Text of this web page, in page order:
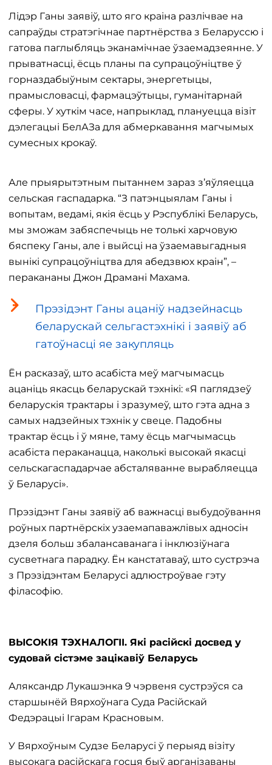
Лідэр Ганы заявіў, што яго краіна разлічвае на
сапраўды стратэгічнае партнёрства з Беларуссю і
гатова паглыбляць эканамічнае ўзаемадзеянне. У
прыватнасці, ёсць планы па супрацоўніцтве ў
горназдабыўным сектары, энергетыцы,
прамысловасці, фармацэўтыцы, гуманітарнай
сферы. У хуткім часе, напрыклад, плануецца візіт
дэлегацыі БелАЗа для абмеркавання магчымых
сумесных крокаў.
Але прыярытэтным пытаннем зараз з’яўляецца
сельская гаспадарка. “З патэнцыялам Ганы і
вопытам, ведамі, якія ёсць у Рэспублікі Беларусь,
мы зможам забяспечыць не толькі харчовую
бяспеку Ганы, але і выйсці на ўзаемавыгадныя
вынікі супрацоўніцтва для абедзвюх краін”, –
перакананы Джон Драмані Махама.
Прэзідэнт Ганы ацаніў надзейнасць
беларускай сельгастэхнікі і заявіў аб
гатоўнасці яе закупляць
Ён расказаў, што асабіста меў магчымасць
ацаніць якасць беларускай тэхнікі: «Я паглядзеў
беларускія трактары і зразумеў, што гэта адна з
самых надзейных тэхнік у свеце. Падобны
трактар ​​ёсць і ў мяне, таму ёсць магчымасць
асабіста пераканацца, наколькі высокай якасці
сельскагаспадарчае абсталяванне вырабляецца
ў Беларусі».
Прэзідэнт Ганы заявіў аб важнасці выбудоўвання
роўных партнёрскіх узаемапаважлівых адносін
дзеля больш збалансаванага і інклюзіўнага
сусветнага парадку. Ён канстатаваў, што сустрэча
з Прэзідэнтам Беларусі адлюстроўвае гэту
філасофію.
ВЫСОКІЯ ТЭХНАЛОГІІ. Які расійскі досвед у
судовай сістэме зацікавіў Беларусь
Аляксандр Лукашэнка 9 чэрвеня сустрэўся са
старшынёй Вярхоўнага Суда Расійскай
Федэрацыі Ігарам Красновым.
У Вярхоўным Судзе Беларусі ў перыяд візіту
высокага расійскага госця быў арганізаваны